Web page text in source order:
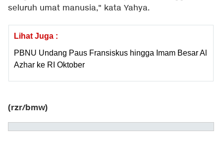
seluruh umat manusia," kata Yahya.
Lihat Juga :
PBNU Undang Paus Fransiskus hingga Imam Besar Al
Azhar ke RI Oktober
(rzr/bmw)